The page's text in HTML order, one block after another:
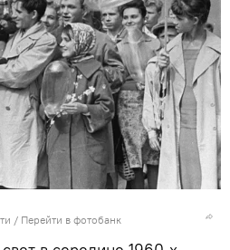
/ Перейти в фотобанк